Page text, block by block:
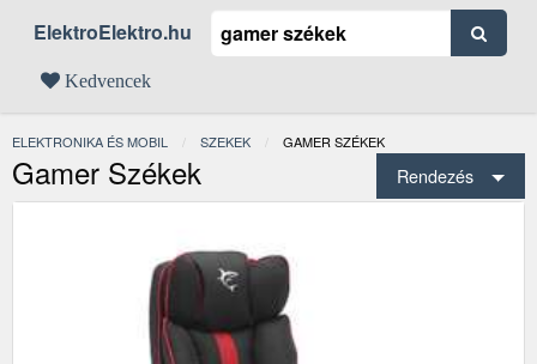
ElektroElektro.hu
Kedvencek
ELEKTRONIKA ÉS MOBIL SZEKEK JELENLEGI:
GAMER SZÉKEK
Gamer Székek Rendezés